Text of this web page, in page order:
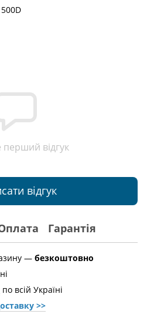
відгук
відгук
Гарантія
— безкоштовно
по всій Україні
>>